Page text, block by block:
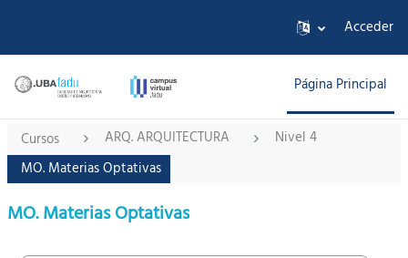
Acceder
Página Principal
Cursos ARQ. ARQUITECTURA
Nivel 4
MO. Materias Optativas
MO. Materias Optativas